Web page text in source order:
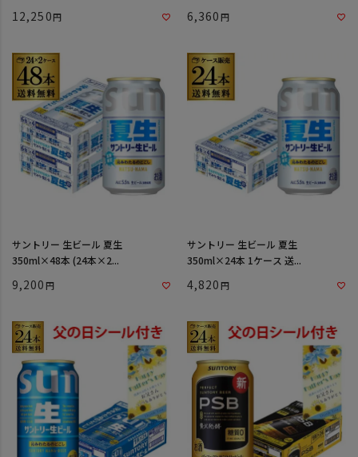
12,250 6,360
サントリー 生ビール 夏生
350ml×48本 (24本×2...
9,200
サントリー 生ビール 夏生
350ml×24本 1ケース 送...
4,820